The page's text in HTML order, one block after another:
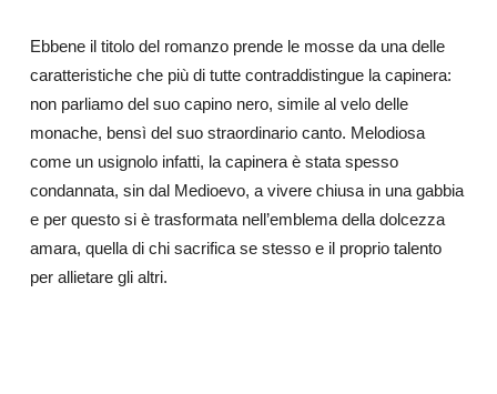
Ebbene il titolo del romanzo prende le mosse da una delle
caratteristiche che più di tutte contraddistingue la capinera:
non parliamo del suo capino nero, simile al velo delle
monache, bensì del suo straordinario canto. Melodiosa
come un usignolo infatti, la capinera è stata spesso
condannata, sin dal Medioevo, a vivere chiusa in una gabbia
e per questo si è trasformata nell’emblema della dolcezza
amara, quella di chi sacrifica se stesso e il proprio talento
per allietare gli altri.